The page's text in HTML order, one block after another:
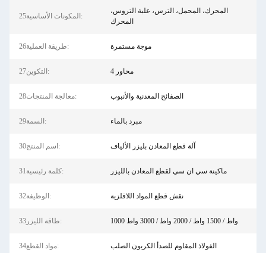
25المكونات الأساسية:
المحرك، المحمل، الترس، علبة التروس،
المحرك
26طريقة العملية: موجة مستمرة
27التكوين: 4 محاور
28معالجة المنتجات: الصفائح المعدنية والأنبوب
29السمة: مبرد بالماء
30اسم المنتج: آلة قطع المعادن بليزر الألياف
31كلمة رئيسية: ماكينة سي ان سي لقطع المعادن بالليزر
32الوظيفة: نقش قطع المواد اللافلزية
33طاقة الليزر: 1000 واط / 1500 واط / 2000 واط / 3000 واط
34مواد القطع: الفولاذ المقاوم للصدأ الكربون الصلب